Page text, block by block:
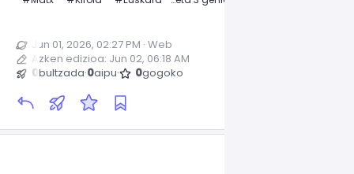
Jun 01, 2026, 02:27 PM · Web
Azken edizioa: Jun 02, 06:18 AM
0 bultzada·0aipu· 0gogoko